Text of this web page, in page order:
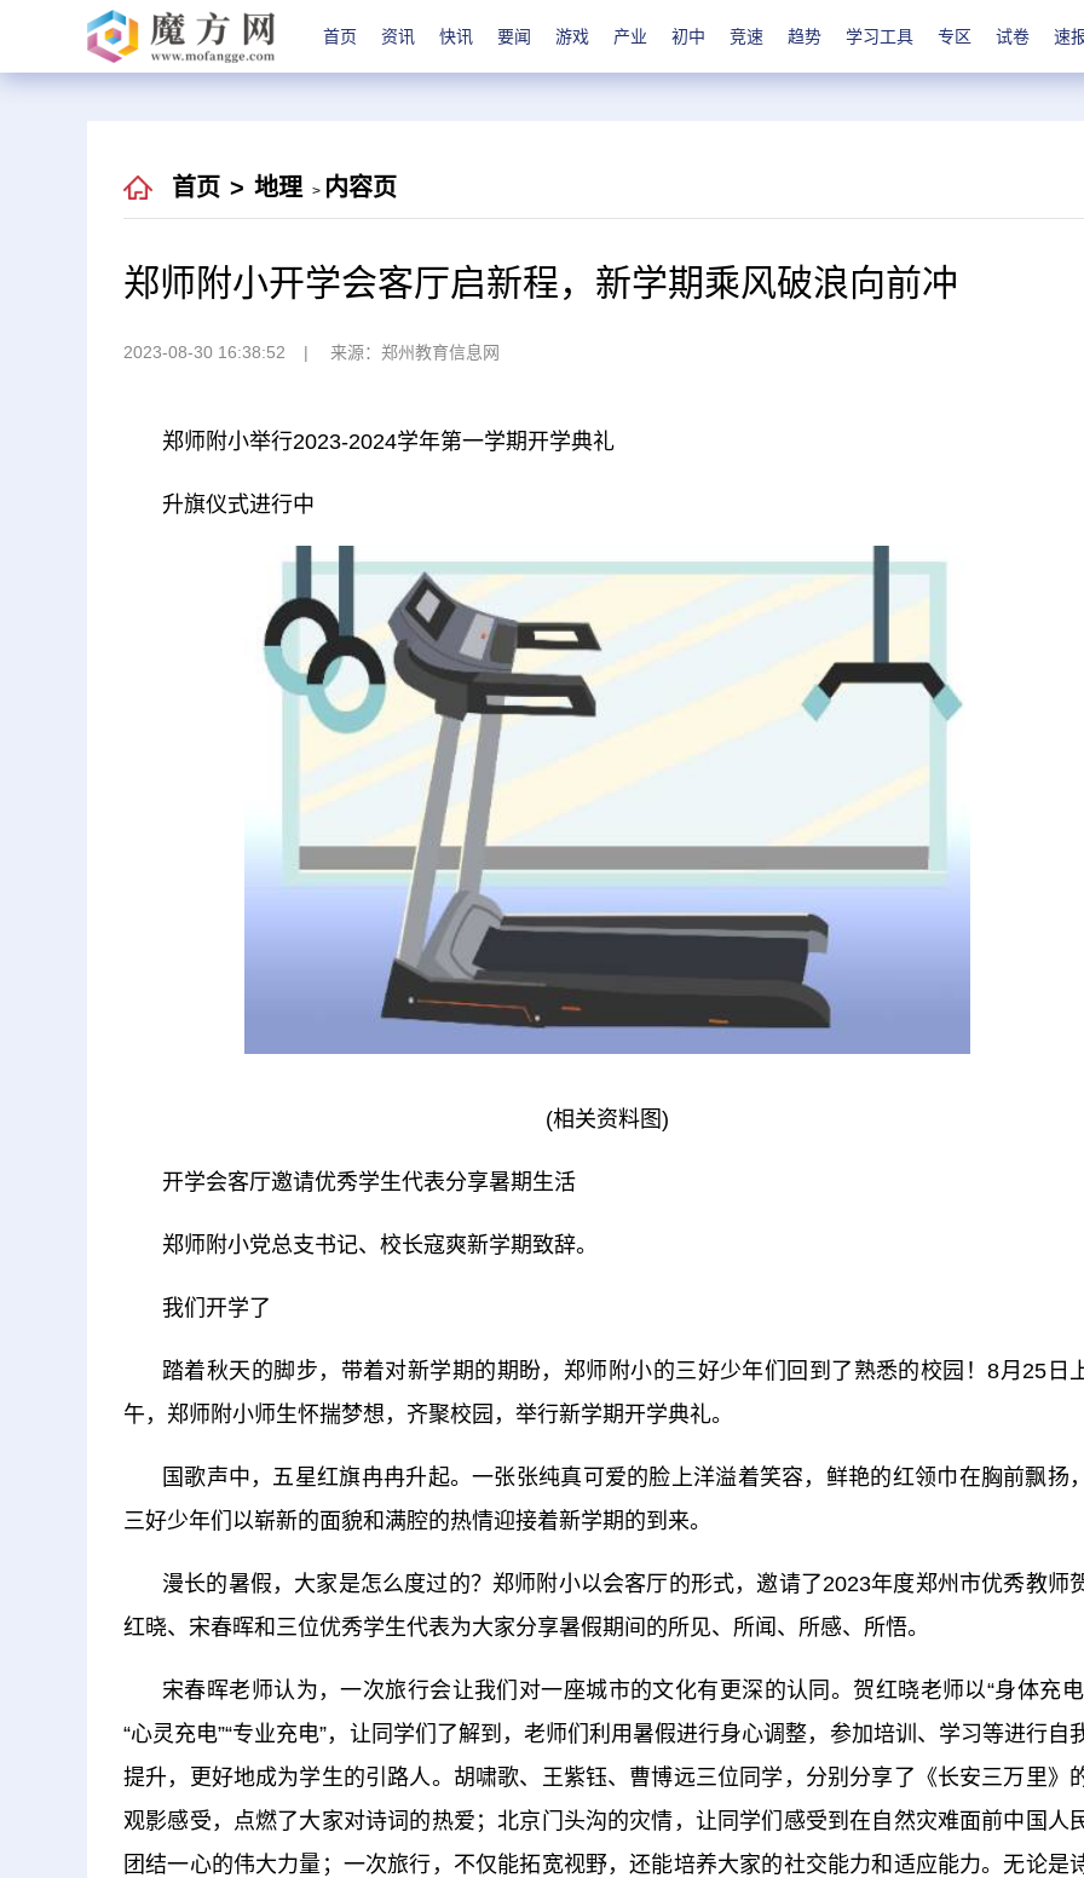
首页 资讯 快讯 要闻 游戏 产业 初中 竞速 趋势 学习工具 专区 试卷 速
首页 > 地理 > 内容页
郑师附小开学会客厅启新程，新学期乘风破浪向前冲
2023-08-30 16:38:52 来源：郑州教育信息网
郑师附小举行2023-2024学年第一学期开学典礼
升旗仪式进行中
(相关资料图)
开学会客厅邀请优秀学生代表分享暑期生活
郑师附小党总支书记、校长寇爽新学期致辞。
我们开学了
踏着秋天的脚步，带着对新学期的期盼，郑师附小的三好少年们回到了熟悉的校园！8月25日
午，郑师附小师生怀揣梦想，齐聚校园，举行新学期开学典礼。
国歌声中，五星红旗冉冉升起。一张张纯真可爱的脸上洋溢着笑容，鲜艳的红领巾在胸前飘扬，
三好少年们以崭新的面貌和满腔的热情迎接着新学期的到来。
漫长的暑假，大家是怎么度过的？郑师附小以会客厅的形式，邀请了2023年度郑州市优秀教师
红晓、宋春晖和三位优秀学生代表为大家分享暑假期间的所见、所闻、所感、所悟。
宋春晖老师认为，一次旅行会让我们对一座城市的文化有更深的认同。贺红晓老师以“身体充电
“心灵充电”“专业充电”，让同学们了解到，老师们利用暑假进行身心调整，参加培训、学习等进行自
提升，更好地成为学生的引路人。胡啸歌、王紫钰、曹博远三位同学，分别分享了《长安三万里》
观影感受，点燃了大家对诗词的热爱；北京门头沟的灾情，让同学们感受到在自然灾难面前中国人
团结一心的伟大力量；一次旅行，不仅能拓宽视野，还能培养大家的社交能力和适应能力。无论是